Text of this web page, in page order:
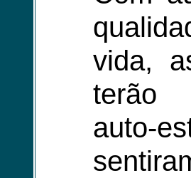
vida,
auto-